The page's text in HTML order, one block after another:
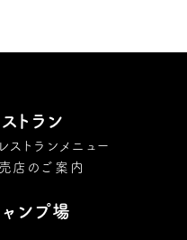
トラン
レストランメニュー
売店のご案内
ャンプ場